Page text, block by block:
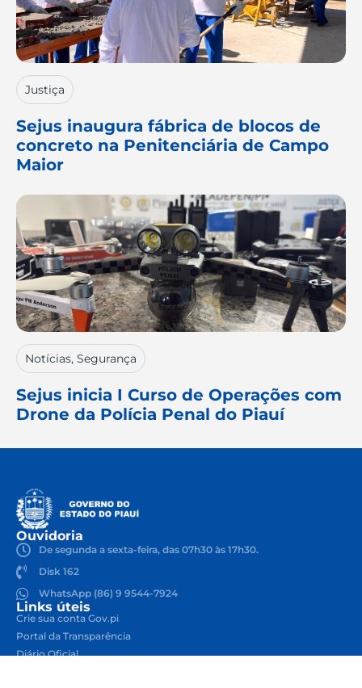
Justiça
Sejus inaugura fábrica de blocos de
concreto na Penitenciária de Campo
Maior
Notícias, Segurança
Sejus inicia I Curso de Operações com
Drone da Polícia Penal do Piauí
Ouvidoria
De segunda a sexta-feira, das 07h30 às 17h30.
Disk 162
WhatsApp (86) 9 9544-7924
Links úteis
Crie sua conta Gov.pi
Portal da Transparência
Diário Oficial